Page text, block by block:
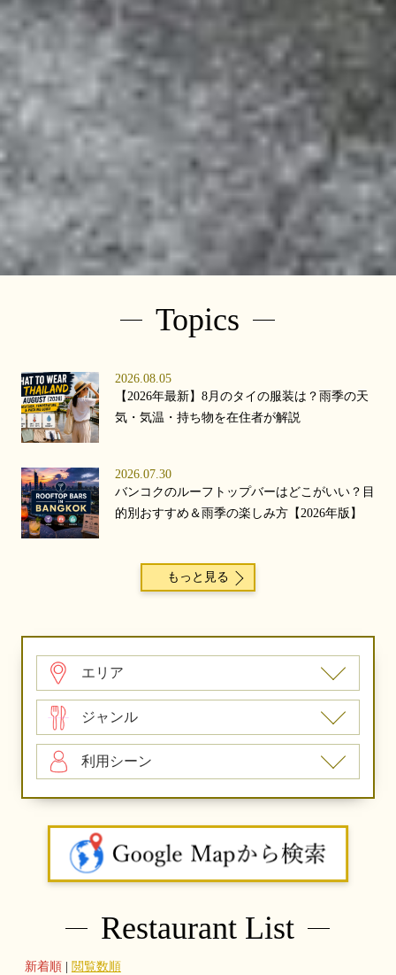
Topics
2026.08.05
【2026年最新】8月のタイの服装は？雨季の天
気・気温・持ち物を在住者が解説
2026.07.30
バンコクのルーフトップバーはどこがいい？目
的別おすすめ＆雨季の楽しみ方【2026年版】
もっと見る
Restaurant List
新着順 閲覧数順